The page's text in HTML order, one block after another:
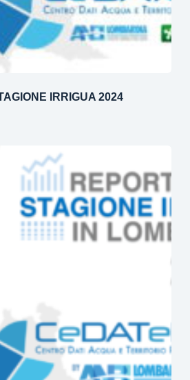
IRRIGUA 2024